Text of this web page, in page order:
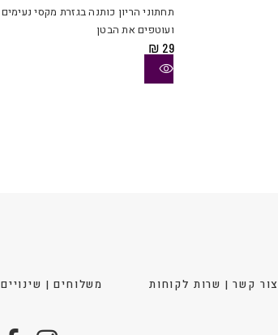
תחתוני הריון כותנה בגזרת מקסי נעימים
ועוטפים את הבטן
₪ 29
מספר
סוגים.
ניתן
לבחור
צור קשר | שרות לקוחות משלוחים | שינויים